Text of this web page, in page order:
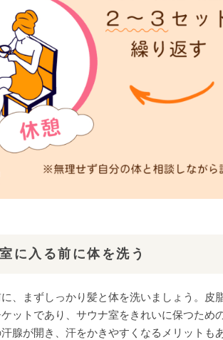
に入る前に体を洗う
、まずしっかり髪と体を洗いましょう。皮
ットであり、サウナ室をきれいに保つため
腺が開き、汗をかきやすくなるメリットも